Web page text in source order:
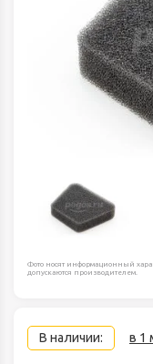
Фото носят информационный
допускаются производителем.
В наличии: в 1